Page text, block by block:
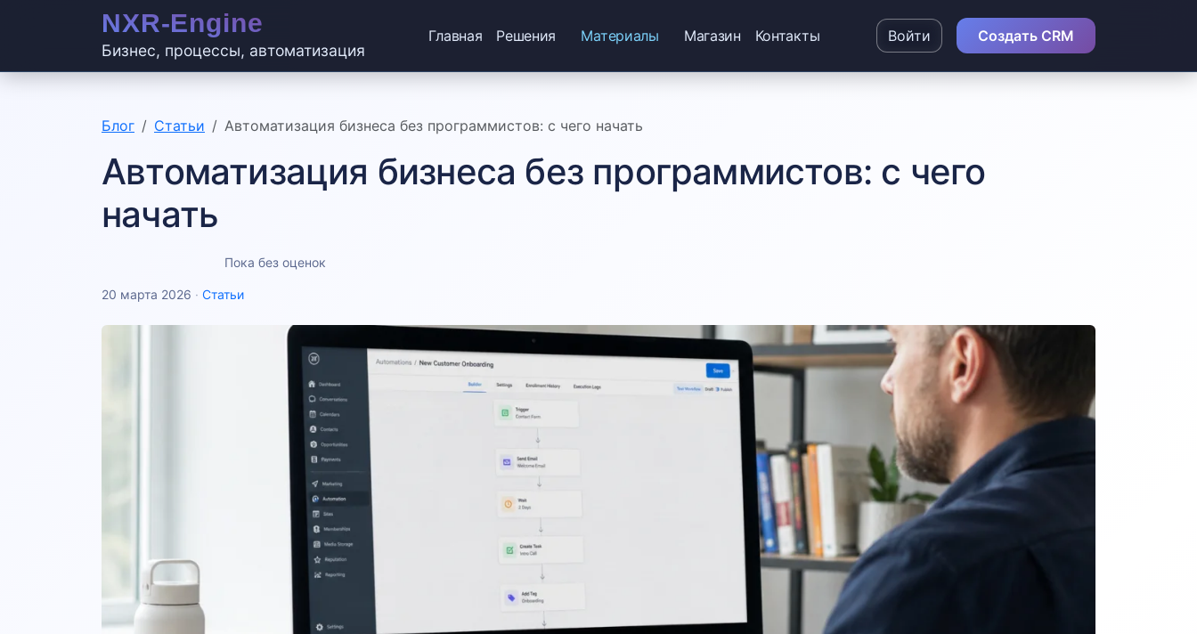
Бизнес, процессы, автоматизация
Главная Решения Материалы Магазин Контакты Войти Создать CRM
Блог Статьи Автоматизация бизнеса без программистов: с чего начать
Автоматизация бизнеса без программистов: с чего
начать
Пока без оценок
20 марта 2026 · Статьи